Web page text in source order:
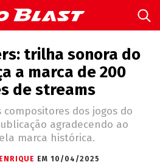
trilha sonora do
a marca de 200
de streams
dos jogos do
agradecendo ao
marca histórica.
EM 10/04/2025